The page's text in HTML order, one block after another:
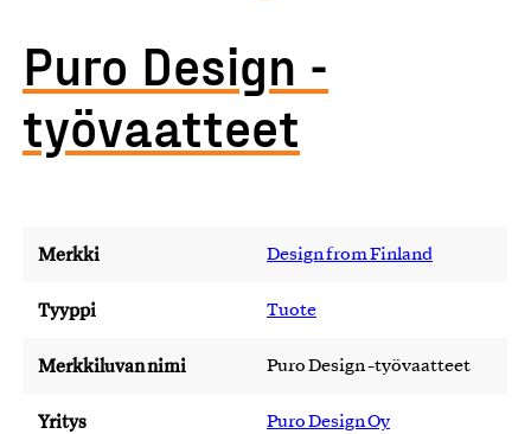
Puro Design -
työvaatteet
Merkki Design from Finland
Tyyppi Tuote
Merkkiluvan nimi Puro Design -työvaatteet
Yritys Puro Design Oy